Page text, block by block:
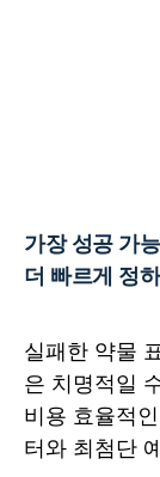
가장 성공 가
더 빠르게 정
실패한 약물
은 치명적일
비용 효율적
터와 최첨단